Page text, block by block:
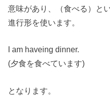
意味があり、（食べる）と
進行形を使います。
I am haveing dinner.
(夕食を食べています)
となります。